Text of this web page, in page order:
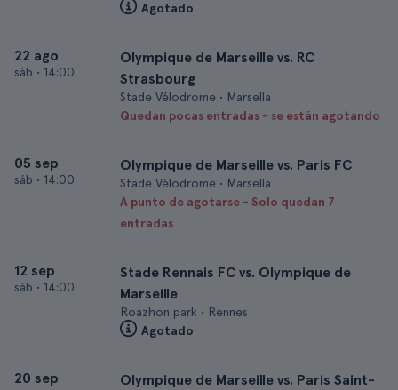
Agotado
22 ago
sáb • 14:00
Olympique de Marseille vs. RC
Strasbourg
Stade Vélodrome • Marsella
Quedan pocas entradas - se están agotando
05 sep
sáb • 14:00
Olympique de Marseille vs. Paris FC
Stade Vélodrome • Marsella
A punto de agotarse - Solo quedan 7
entradas
12 sep
sáb • 14:00
Stade Rennais FC vs. Olympique de
Marseille
Roazhon park • Rennes
Agotado
20 sep
Olympique de Marseille vs. Paris Saint-